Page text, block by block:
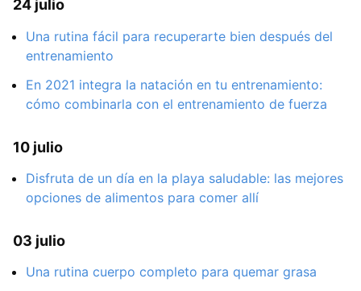
24 julio
Una rutina fácil para recuperarte bien después del
entrenamiento
En 2021 integra la natación en tu entrenamiento:
cómo combinarla con el entrenamiento de fuerza
10 julio
Disfruta de un día en la playa saludable: las mejores
opciones de alimentos para comer allí
03 julio
Una rutina cuerpo completo para quemar grasa